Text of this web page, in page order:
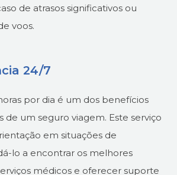
de atrasos significativos ou
voos.
24/7
por dia é um dos benefícios
de um seguro viagem. Este serviço
em situações de
lo a encontrar os melhores
médicos e oferecer suporte